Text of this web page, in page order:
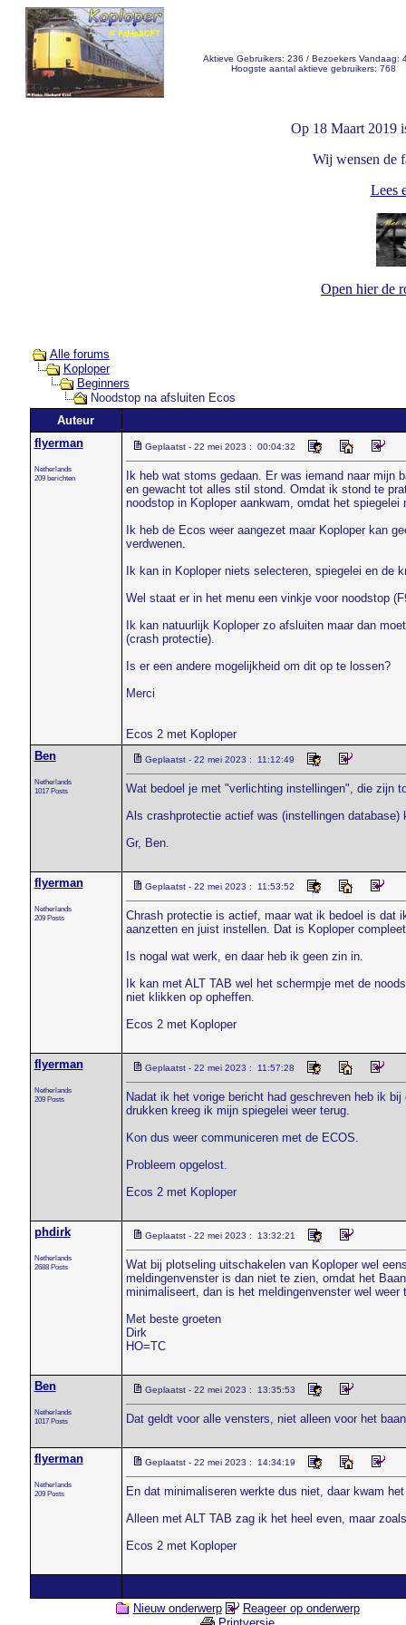
Aktieve Gebruikers: 236 / Bezoekers Vandaag:
Hoogste aantal aktieve gebruikers: 768
Op 18 Maart 2019
Wij wensen de
Lees
Open hier de
Alle forums
Koploper
Beginners
Noodstop na afsluiten Ecos
Auteur
flyerman
Netherlands
209 berichten
Geplaatst - 22 mei 2023 : 00:04:32
Ik heb wat stoms gedaan. Er was iemand naar
en gewacht tot alles stil stond. Omdat ik stond te
noodstop in Koploper aankwam, omdat het spiegelei
Ik heb de Ecos weer aangezet maar Koploper kan
verdwenen.
Ik kan in Koploper niets selecteren, spiegelei en
Wel staat er in het menu een vinkje voor noodstop
Ik kan natuurlijk Koploper zo afsluiten maar dan
(crash protectie).
Is er een andere mogelijkheid om dit op te lossen?
Merci
Ecos 2 met Koploper
Ben
Netherlands
1017 Posts
Geplaatst - 22 mei 2023 : 11:12:49
Wat bedoel je met "verlichting instellingen", die zijn
Als crashprotectie actief was (instellingen
Gr, Ben.
flyerman
Netherlands
209 Posts
Geplaatst - 22 mei 2023 : 11:53:52
Chrash protectie is actief, maar wat ik bedoel is dat
aanzetten en juist instellen. Dat is Koploper
Is nogal wat werk, en daar heb ik geen zin in.
Ik kan met ALT TAB wel het schermpje met de
niet klikken op opheffen.
Ecos 2 met Koploper
flyerman
Netherlands
209 Posts
Geplaatst - 22 mei 2023 : 11:57:28
Nadat ik het vorige bericht had geschreven heb ik
drukken kreeg ik mijn spiegelei weer terug.
Kon dus weer communiceren met de ECOS.
Probleem opgelost.
Ecos 2 met Koploper
phdirk
Netherlands
2688 Posts
Geplaatst - 22 mei 2023 : 13:32:21
Wat bij plotseling uitschakelen van Koploper wel
meldingenvenster is dan niet te zien, omdat het
minimaliseert, dan is het meldingenvenster wel
Met beste groeten
Dirk
HO=TC
Ben
Netherlands
1017 Posts
Geplaatst - 22 mei 2023 : 13:35:53
Dat geldt voor alle vensters, niet alleen voor het
flyerman
Netherlands
209 Posts
Geplaatst - 22 mei 2023 : 14:34:19
En dat minimaliseren werkte dus niet, daar kwam
Alleen met ALT TAB zag ik het heel even, maar
Ecos 2 met Koploper
Nieuw onderwerp
Reageer op onderwerp